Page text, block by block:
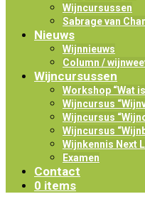
Wijncursussen
Sabrage van
Nieuws
Wijnnieuws
Column /
Wijncursussen
Workshop “Wat
Wijncursus
Wijncursus
Wijncursus
Wijnkennis Next
Examen
Contact
0 items